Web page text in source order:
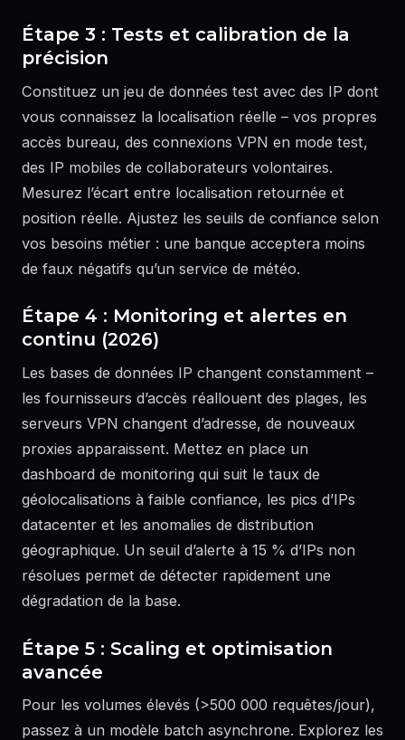
Étape 3 : Tests et calibration de la
précision
Constituez un jeu de données test avec des IP dont
vous connaissez la localisation réelle – vos propres
accès bureau, des connexions VPN en mode test,
des IP mobiles de collaborateurs volontaires.
Mesurez l’écart entre localisation retournée et
position réelle. Ajustez les seuils de confiance selon
vos besoins métier : une banque acceptera moins
de faux négatifs qu’un service de météo.
Étape 4 : Monitoring et alertes en
continu (2026)
Les bases de données IP changent constamment –
les fournisseurs d’accès réallouent des plages, les
serveurs VPN changent d’adresse, de nouveaux
proxies apparaissent. Mettez en place un
dashboard de monitoring qui suit le taux de
géolocalisations à faible confiance, les pics d’IPs
datacenter et les anomalies de distribution
géographique. Un seuil d’alerte à 15 % d’IPs non
résolues permet de détecter rapidement une
dégradation de la base.
Étape 5 : Scaling et optimisation
avancée
Pour les volumes élevés (>500 000 requêtes/jour),
passez à un modèle batch asynchrone. Explorez les